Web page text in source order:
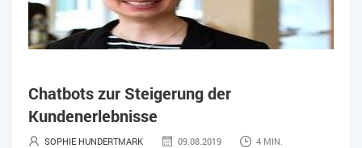
HANDEL INDUSTRIE 4.0
IT-JOBS IT-SERVICE MANAGEMENT
KÜNSTLICHE INTELLIGENZ LOHN
Chatbots zur Steigerung der
Kundenerlebnisse
SOPHIE HUNDERTMARK 09.08.2019 4 MIN.